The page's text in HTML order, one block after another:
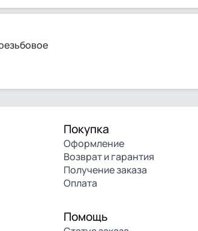
Покупка
Оформление
Возврат и гарантия
Получение заказа
Оплата
Помощь